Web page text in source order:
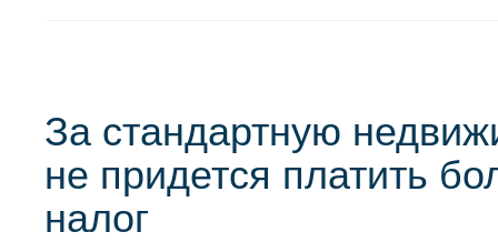
За стандартную
не придется платить
налог